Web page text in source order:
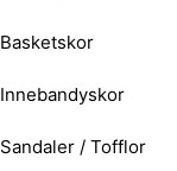
Basketskor
Innebandyskor
Sandaler / Tofflor